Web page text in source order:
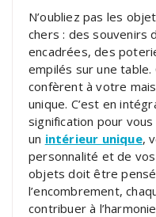
N’oubliez pas les
chers : des souvenirs
encadrées, des
empilés sur une
confèrent à votre
unique. C’est en
signification pour
un intérieur unique,
personnalité et de
objets doit être
l’encombrement,
contribuer à